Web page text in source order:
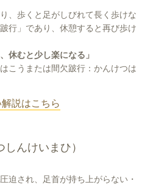
、歩くと足がしびれて長く歩けな
行」であり、休憩すると再び歩け
休むと少し楽になる」
こうまたは間欠跛行：かんけつは
説はこちら
んけいまひ）
迫され、足首が持ち上がらない・